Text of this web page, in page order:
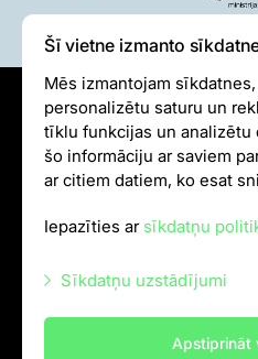
ZooSkola
Izglītības stratēģija
Kohēzijas fonda projekts
LVAF projekti
"Cīruļi"
Darba laiks "Cīruļos"
"Cīruļu" karte
Par ārpilsētas bāzi "Cīruļi"
"Cīruļu" kontaktinformācija
Sīkdatņu politika
Iekšējās kārtības noteikumi
Autortiesības
+37128001109,P–Pk
Meža prospekts 1, Rīga,
Šī vietne izmanto
Mēs izmantojam
personalizētu saturu un
tīklu funkcijas un analizētu
šo informāciju ar saviem
ar citiem datiem, ko esat
Iepazīties arsīkdatņu
Sīkdatņu uzstādījumi
Apstiprināt